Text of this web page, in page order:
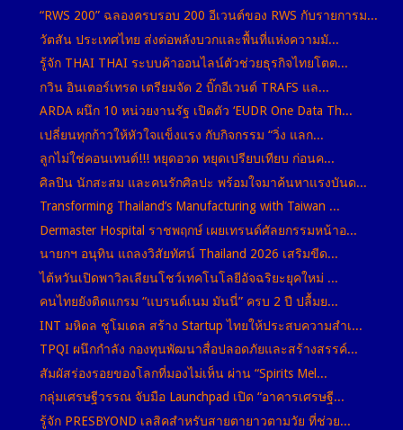
“RWS 200” ฉลองครบรอบ 200 อีเวนต์ของ RWS กับรายการม...
วัตสัน ประเทศไทย ส่งต่อพลังบวกและพื้นที่แห่งความมั...
รู้จัก THAI THAI ระบบค้าออนไลน์ตัวช่วยธุรกิจไทยโตต...
กวิน อินเตอร์เทรด เตรียมจัด 2 บิ๊กอีเวนต์ TRAFS แล...
ARDA ผนึก 10 หน่วยงานรัฐ เปิดตัว ‘EUDR One Data Th...
เปลี่ยนทุกก้าวให้หัวใจแข็งแรง กับกิจกรรม “วิ่ง แลก...
ลูกไม่ใช่คอนเทนต์!!! หยุดอวด หยุดเปรียบเทียบ ก่อนค...
ศิลปิน นักสะสม และคนรักศิลปะ พร้อมใจมาค้นหาแรงบันด...
Transforming Thailand’s Manufacturing with Taiwan ...
Dermaster Hospital ราชพฤกษ์ เผยเทรนด์ศัลยกรรมหน้าอ...
นายกฯ อนุทิน แถลงวิสัยทัศน์ Thailand 2026 เสริมขีด...
ไต้หวันเปิดพาวิลเลียนโชว์เทคโนโลยีอัจฉริยะยุคใหม่ ...
คนไทยยังติดแกรม “แบรนด์เนม มันนี่” ครบ 2 ปี ปลื้มย...
INT มหิดล ชูโมเดล สร้าง Startup ไทยให้ประสบความสำเ...
TPQI ผนึกกำลัง กองทุนพัฒนาสื่อปลอดภัยและสร้างสรรค์...
สัมผัสร่องรอยของโลกที่มองไม่เห็น ผ่าน “Spirits Mel...
กลุ่มเศรษฐีวรรณ จับมือ Launchpad เปิด “อาคารเศรษฐี...
รู้จัก PRESBYOND เลสิคสำหรับสายตายาวตามวัย ที่ช่วย...